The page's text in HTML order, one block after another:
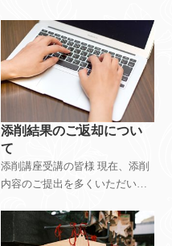
特別区の告示日まであと少しで
すね。 特別区を志望されている
当ゼミ受講生
添削結果のご返却につい
て
添削講座受講の皆様 現在、添削
内容のご提出を多くいただいて
げるまでお時間をいただいてお
り大変恐縮ですが、 順番にご返